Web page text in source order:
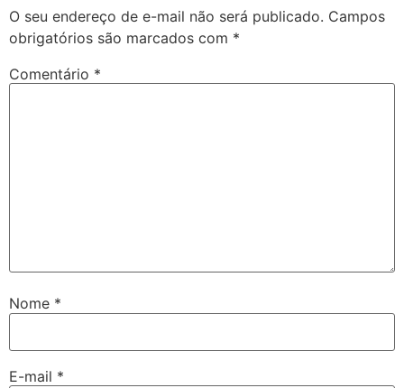
O seu endereço de e-mail não será publicado. Campos
obrigatórios são marcados com *
Comentário *
Nome *
E-mail *